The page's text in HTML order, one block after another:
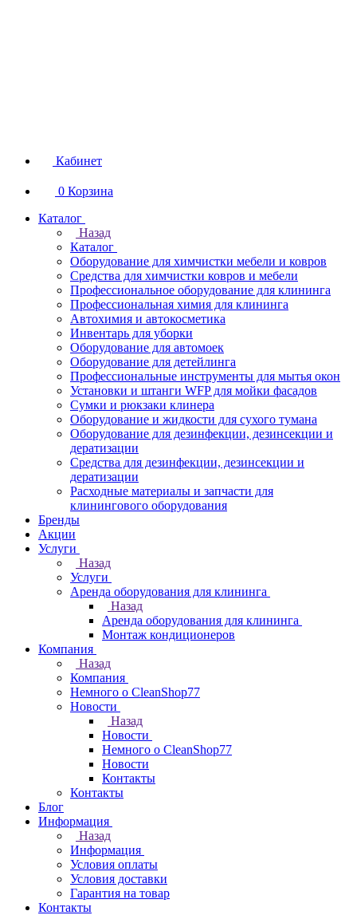
Кабинет
0 Корзина
Каталог
Назад
Каталог
Оборудование для химчистки мебели и ковров
Средства для химчистки ковров и мебели
Профессиональное оборудование для клининга
Профессиональная химия для клининга
Автохимия и автокосметика
Инвентарь для уборки
Оборудование для автомоек
Оборудование для детейлинга
Профессиональные инструменты для мытья окон
Установки и штанги WFP для мойки фасадов
Сумки и рюкзаки клинера
Оборудование и жидкости для сухого тумана
Оборудование для дезинфекции, дезинсекции и
дератизации
Средства для дезинфекции, дезинсекции и
дератизации
Расходные материалы и запчасти для
клинингового оборудования
Бренды
Акции
Услуги
Назад
Услуги
Аренда оборудования для клининга
Назад
Аренда оборудования для клининга
Монтаж кондиционеров
Компания
Назад
Компания
Немного о CleanShop77
Новости
Назад
Новости
Немного о CleanShop77
Новости
Контакты
Контакты
Блог
Информация
Назад
Информация
Условия оплаты
Условия доставки
Гарантия на товар
Контакты